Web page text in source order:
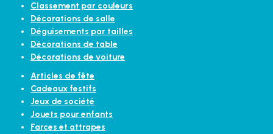
Classement par couleurs
Décorations de salle
Déguisements par tailles
Décorations de table
Décorations de voiture
Articles de fête
Cadeaux festifs
Jeux de société
Jouets pour enfants
Farces et attrapes